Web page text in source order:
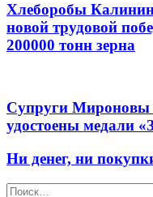
Хлеборобы
новой трудовой
200000 тонн зерна
Супруги Мироновы
удостоены медали
Ни денег, ни
Найти: